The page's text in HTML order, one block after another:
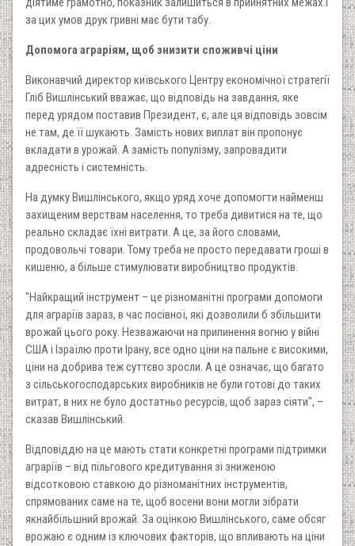
за цих умов друк гривні має бути табу.
Допомога аграріям, щоб знизити споживчі ціни
Виконавчий директор київського Центру економічної стратегії
Гліб Вишлінський вважає, що відповідь на завдання, яке
перед урядом поставив Президент, є, але ця відповідь зовсім
не там, де її шукають. Замість нових виплат він пропонує
вкладати в урожай. А замість популізму, запровадити
адресність і системність.
На думку Вишлінського, якщо уряд хоче допомогти найменш
захищеним верствам населення, то треба дивитися на те, що
реально складає їхні витрати. А це, за його словами,
продовольчі товари. Тому треба не просто передавати гроші в
кишеню, а більше стимулювати виробництво продуктів.
"Найкращий інструмент – це різноманітні програми допомоги
для аграріїв зараз, в час посівної, які дозволили б збільшити
врожай цього року. Незважаючи на припинення вогню у війні
США і Ізраїлю проти Ірану, все одно ціни на пальне є високими,
ціни на добрива теж суттєво зросли. А це означає, що багато
з сільськогосподарських виробників не були готові до таких
витрат, в них не було достатньо ресурсів, щоб зараз сіяти", –
сказав Вишлінський.
Відповіддю на це мають стати конкретні програми підтримки
аграріїв – від пільгового кредитування зі зниженою
відсотковою ставкою до різноманітних інструментів,
спрямованих саме на те, щоб восени вони могли зібрати
якнайбільшний врожай. За оцінкою Вишлінського, саме обсяг
врожаю є одним із ключових факторів, що впливають на ціни